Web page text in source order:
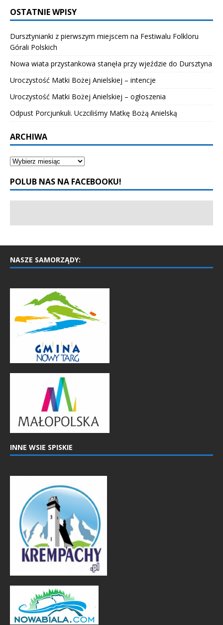
OSTATNIE WPISY
Dursztynianki z pierwszym miejscem na Festiwalu Folkloru
Górali Polskich
Nowa wiata przystankowa stanęła przy wjeździe do Dursztyna
Uroczystość Matki Bożej Anielskiej – intencje
Uroczystość Matki Bożej Anielskiej – ogłoszenia
Odpust Porcjunkuli. Uczciliśmy Matkę Bożą Anielską
ARCHIWA
POLUB NAS NA FACEBOOKU!
NASZE SAMORZĄDY:
INNE WSIE SPISKIE